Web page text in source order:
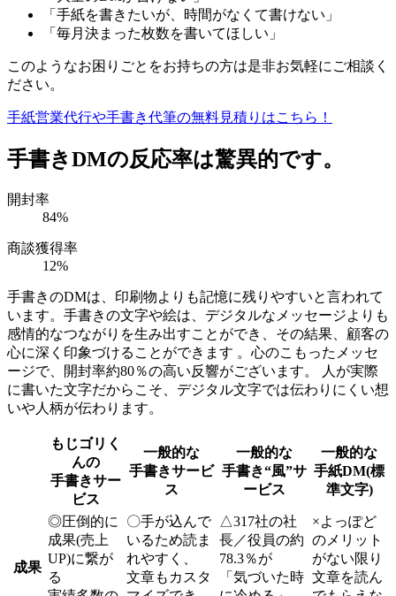
「手紙を書きたいが、時間がなくて書けない」
「毎月決まった枚数を書いてほしい」
このようなお困りごとをお持ちの方は是非お気軽にご相談く
ださい。
手紙営業代行や手書き代筆の無料見積りはこちら！
手書きDMの反応率は驚異的です。
開封率
84%
商談獲得率
12%
手書きのDMは、印刷物よりも記憶に残りやすいと言われて
います。手書きの文字や絵は、デジタルなメッセージよりも
感情的なつながりを生み出すことができ、その結果、顧客の
心に深く印象づけることができます 。心のこもったメッセ
ージで、開封率約80％の高い反響がございます。 人が実際
に書いた文字だからこそ、デジタル文字では伝わりにくい想
いや人柄が伝わります。
もじゴリく
んの
手書きサー
ビス
一般的な
手書きサービ
ス
一般的な
手書き“風”サ
ービス
一般的な
手紙DM(標
準文字)
成果
◎圧倒的に
成果(売上
UP)に繋が
る
〇手が込んで
いるため読ま
れやすく、
文章もカスタ
△317社の社
長／役員の約
78.3％が
「気づいた時
×よっぽど
のメリット
がない限り
文章を読ん